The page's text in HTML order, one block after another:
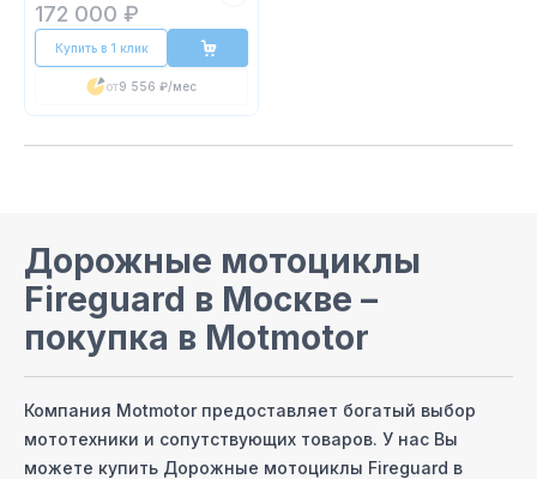
172 000 ₽
Купить в 1 клик
от9 556 ₽/мес
Дорожные мотоциклы
Fireguard в Москве –
покупка в Motmotor
Компания Motmotor предоставляет богатый выбор
мототехники и сопутствующих товаров. У нас Вы
можете купить Дорожные мотоциклы Fireguard в